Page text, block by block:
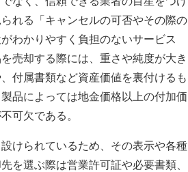
れる「キャンセルの可否やその際の
わかりやすく負担のないサービス
売却する際には、重さや純度が大き
付属書類など資産価値を裏付けるも
品によっては地金価格以上の付加価
可欠である。
けられているため、その表示や各種
を選ぶ際は営業許可証や必要書類、